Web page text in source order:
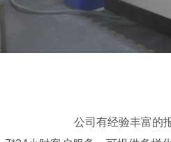
公司有经验丰富的